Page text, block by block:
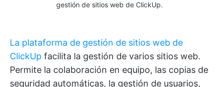
gestión de sitios web de ClickUp.
La plataforma de gestión de sitios web de
ClickUp facilita la gestión de varios sitios web.
Permite la colaboración en equipo, las copias de
seguridad automáticas, la gestión de usuarios,